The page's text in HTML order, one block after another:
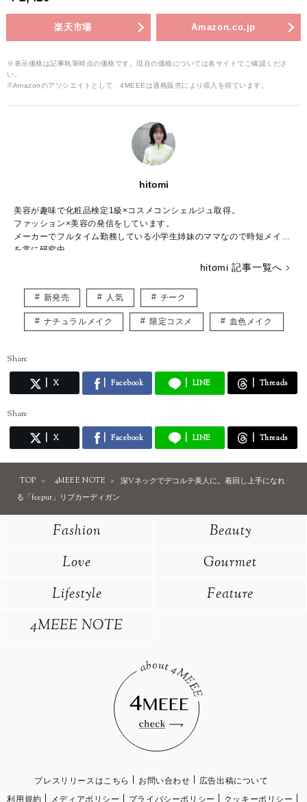
楽天市場 Amazon.co.jp
※表示価格は記事執筆時点の価格です。現在の価格については各サイトでご確認くださ
い。
※Amazonのアソシエイトとして、4MEEEは適格販売により収入を得ています。
hitomi
美容が趣味で化粧品検定1級×コスメコンシェルジュ取得。
ファッション×美容の発信をしています。
メーカーでフルタイム勤務している小学生姉妹のママなので時短メイク
を常に研究中。
hitomi 記事一覧へ
新発売 人気 チーク
ナチュラルメイク 限定コスメ 血色メイク
Share
X Facebook LINE Threads
Share
X Facebook LINE Threads
TOP 4MEEE NOTE
深Vネックでデコルテ美人に。着回し上手になれ
る「feepur」リブカーディガン
Fashion
Beauty
Love
Gourmet
Lifestyle
Feature
4MEEE NOTE
プレスリリースはこちら お問い合わせ
広告出稿について
利用規約
メディアポリシー プライバシーポリシー クッキーポリシー